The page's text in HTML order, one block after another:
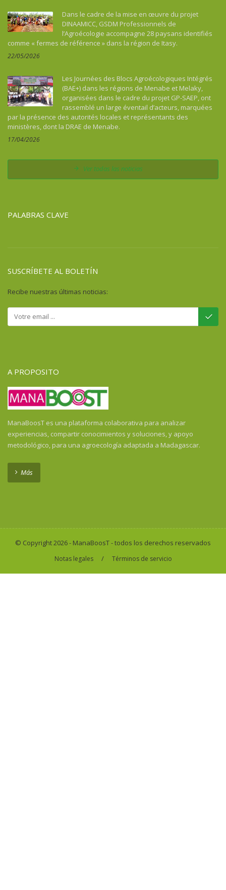
Dans le cadre de la mise en œuvre du projet
DINAAMICC, GSDM Professionnels de
l’Agroécologie accompagne 28 paysans identifiés
comme « fermes de référence » dans la région de Itasy.
22/05/2026
Les Journées des Blocs Agroécologiques Intégrés
(BAE+) dans les régions de Menabe et Melaky,
organisées dans le cadre du projet GP-SAEP, ont
rassemblé un large éventail d’acteurs, marquées
par la présence des autorités locales et représentants des
ministères, dont la DRAE de Menabe.
17/04/2026
Ver todas las noticias
PALABRAS CLAVE
SUSCRÍBETE AL BOLETÍN
Recibe nuestras últimas noticias:
A PROPOSITO
ManaBoosT es una plataforma colaborativa para analizar
experiencias, compartir conocimientos y soluciones, y apoyo
metodológico, para una agroecología adaptada a Madagascar.
Más
© Copyright 2026 - ManaBoosT - todos los derechos reservados
Notas legales / Términos de servicio